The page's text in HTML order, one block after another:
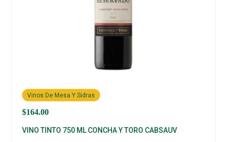
$164.00
Vinos De Mesa Y Sidras
VINO TINTO 750 ML CONCHA Y TORO CABSAUV